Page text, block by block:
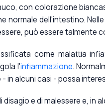
con colorazione
normale dell'intestino.
può essere talmente
come malattia
l'infiammazione.
in alcuni casi - possa
e di malessere e, in